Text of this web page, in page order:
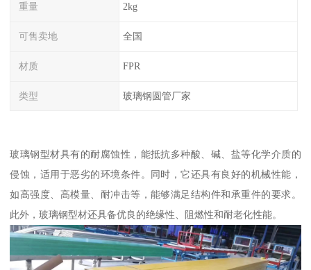
重量 2kg
可售卖地 全国
材质 FPR
类型 玻璃钢圆管厂家
玻璃钢型材具有的耐腐蚀性，能抵抗多种酸、碱、盐等化学介质的
侵蚀，适用于恶劣的环境条件。同时，它还具有良好的机械性能，
如高强度、高模量、耐冲击等，能够满足结构件和承重件的要求。
此外，玻璃钢型材还具备优良的绝缘性、阻燃性和耐老化性能。